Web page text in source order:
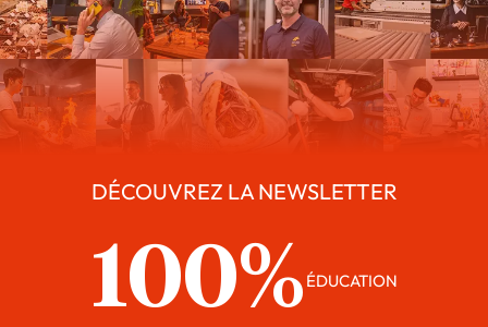
DÉCOUVREZ LA NEWSLETTER
100% ÉDUCATION